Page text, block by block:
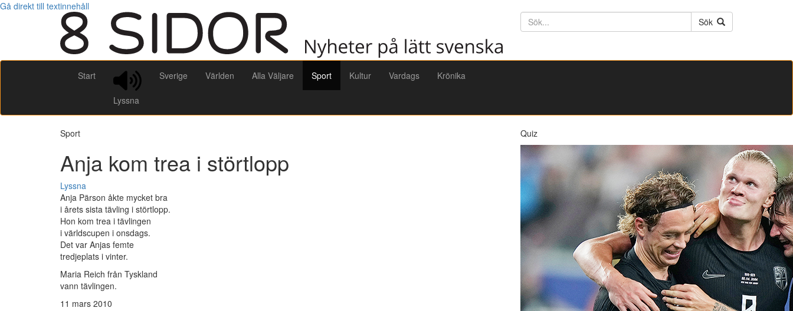
Gå direkt till textinnehåll
Söktext
Sök
Start
Lyssna
Sverige Världen Alla Väljare Sport Kultur Vardags Krönika
Sport
Anja kom trea i störtlopp
Lyssna
Anja Pärson åkte mycket bra
i årets sista tävling i störtlopp.
Hon kom trea i tävlingen
i världscupen i onsdags.
Det var Anjas femte
tredjeplats i vinter.
Maria Reich från Tyskland
vann tävlingen.
11 mars 2010
Quiz